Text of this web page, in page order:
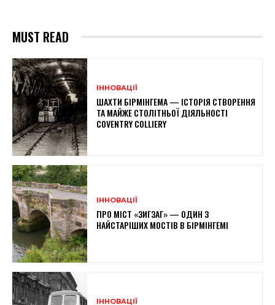
MUST READ
ІННОВАЦІЇ
ШАХТИ БІРМІНГЕМА — ІСТОРІЯ СТВОРЕННЯ
ТА МАЙЖЕ СТОЛІТНЬОЇ ДІЯЛЬНОСТІ
COVENTRY COLLIERY
ІННОВАЦІЇ
ПРО МІСТ «ЗИГЗАГ» — ОДИН З
НАЙСТАРІШИХ МОСТІВ В БІРМІНГЕМІ
ІННОВАЦІЇ